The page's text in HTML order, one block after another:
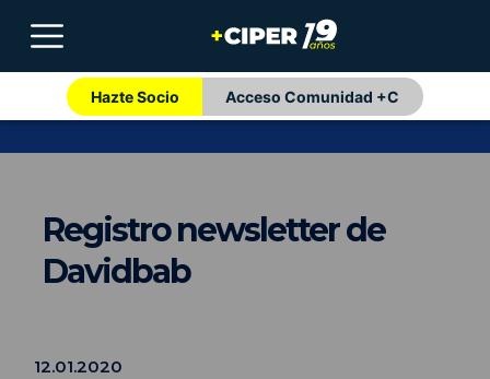
Hazte Socio Acceso Comunidad +C
Registro newsletter de
Davidbab
12.01.2020